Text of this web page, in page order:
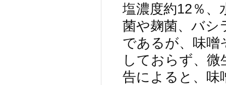
塩濃度約12％、
菌や麹菌、バシ
であるが、味噌
しておらず、微
告によると、味